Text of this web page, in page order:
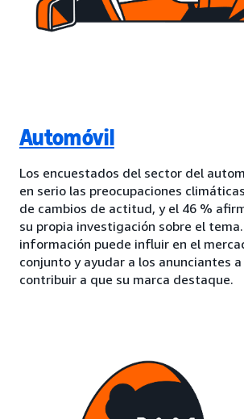
Automóvil
Los encuestados del sector del
en serio las preocupaciones
de cambios de actitud, y el 46 %
su propia investigación sobre el
información puede influir en el
conjunto y ayudar a los anunciantes
contribuir a que su marca destaque.